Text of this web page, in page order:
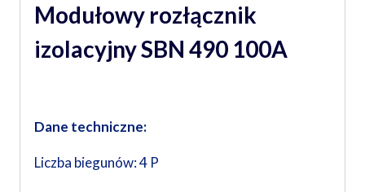
Modułowy rozłącznik
izolacyjny SBN 490 100A
Dane techniczne:
Liczba biegunów: 4 P